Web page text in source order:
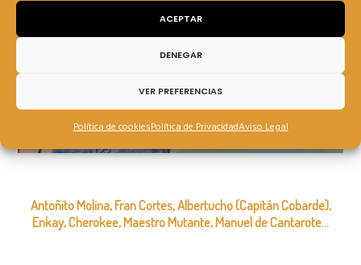
ACEPTAR
DENEGAR
VER PREFERENCIAS
Política de cookiesPolítica de PrivacidadAviso Legal
Antoñito Molina, Fran Cortes, Albertucho (Capitán Cobarde),
Enkay, Cherokee, Maestro Mutante, Manuel de Cantarote…